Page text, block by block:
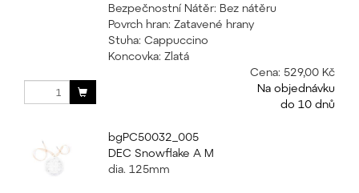
Bezpečnostní Nátěr: Bez nátěru
Povrch hran: Zatavené hrany
Stuha: Cappuccino
Koncovka: Zlatá
Cena: 529,00 Kč
Na objednávku
do 10 dnů
bgPC50032_005
DEC Snowflake A M
dia. 125mm